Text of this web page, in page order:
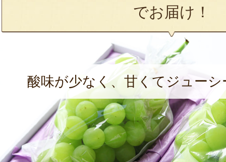
でお届け！
酸味が少なく、甘くてジュー